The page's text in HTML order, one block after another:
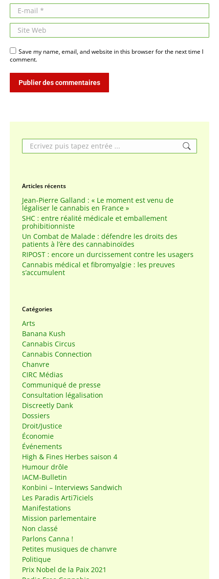
E-mail *
Site Web
Save my name, email, and website in this browser for the next time I
comment.
Publier des commentaires
Search:
Articles récents
Jean-Pierre Galland : « Le moment est venu de
légaliser le cannabis en France »
SHC : entre réalité médicale et emballement
prohibitionniste
Un Combat de Malade : défendre les droits des
patients à l’ère des cannabinoïdes
RIPOST : encore un durcissement contre les usagers
Cannabis médical et fibromyalgie : les preuves
s’accumulent
Catégories
Arts
Banana Kush
Cannabis Circus
Cannabis Connection
Chanvre
CIRC Médias
Communiqué de presse
Consultation légalisation
Discreetly Dank
Dossiers
Droit/Justice
Économie
Événements
High & Fines Herbes saison 4
Humour drôle
IACM-Bulletin
Konbini – Interviews Sandwich
Les Paradis Arti7iciels
Manifestations
Mission parlementaire
Non classé
Parlons Canna !
Petites musiques de chanvre
Politique
Prix Nobel de la Paix 2021